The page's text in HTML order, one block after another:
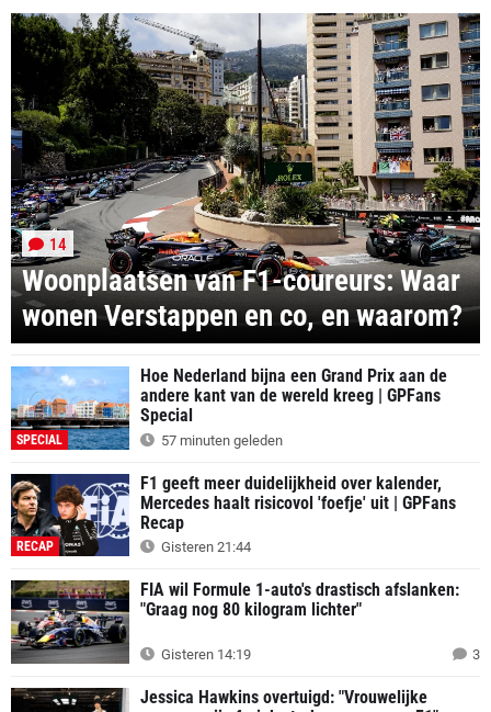
Woonplaatsen van F1-coureurs: Waar
wonen Verstappen en co, en waarom?
14
SPECIAL
Hoe Nederland bijna een Grand Prix aan de
andere kant van de wereld kreeg | GPFans
Special
57 minuten geleden
RECAP
F1 geeft meer duidelijkheid over kalender,
Mercedes haalt risicovol 'foefje' uit | GPFans
Recap
Gisteren 21:44
FIA wil Formule 1-auto's drastisch afslanken:
"Graag nog 80 kilogram lichter"
Gisteren 14:19 3
Jessica Hawkins overtuigd: "Vrouwelijke